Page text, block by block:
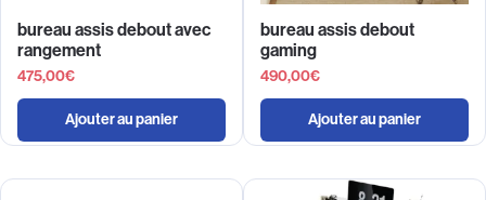
bureau assis debout avec
rangement
475,00€
Ajouter au panier
bureau assis debout
gaming
490,00€
Ajouter au panier